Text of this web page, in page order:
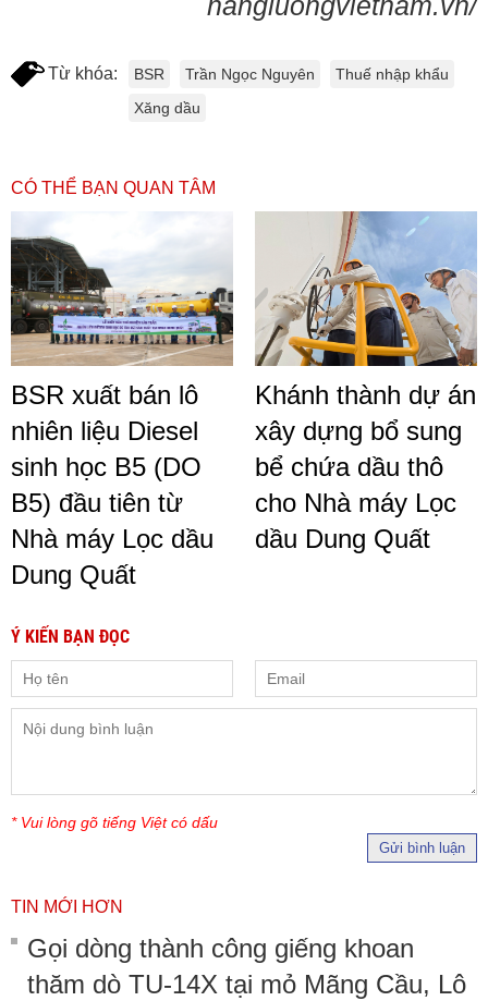
Từ khóa: BSR Trần Ngọc Nguyên
Thuế nhập khẩu
Xăng dầu
CÓ THỂ BẠN QUAN TÂM
BSR xuất bán lô
nhiên liệu Diesel
sinh học B5 (DO
B5) đầu tiên từ
Nhà máy Lọc dầu
Dung Quất
Khánh thành dự án
xây dựng bổ sung
bể chứa dầu thô
cho Nhà máy Lọc
dầu Dung Quất
Ý KIẾN BẠN ĐỌC
* Vui lòng gõ tiếng Việt có dấu
Gửi bình luận
TIN MỚI HƠN
Gọi dòng thành công giếng khoan
thăm dò TU-14X tại mỏ Mãng Cầu, Lô